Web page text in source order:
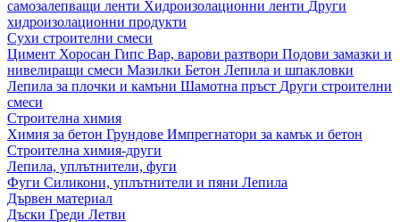
самозалепващи ленти Хидроизолационни ленти Други
хидроизолационни продукти
Сухи строителни смеси
Цимент Хоросан Гипс Вар, варови разтвори Подови замазки и
нивелиращи смеси Мазилки Бетон Лепила и шпакловки
Лепила за плочки и камъни Шамотна пръст Други строителни
смеси
Строителна химия
Химия за бетон Грундове Импрегнатори за камък и бетон
Строителна химия-други
Лепила, уплътнители, фуги
Фуги Силикони, уплътнители и пяни Лепила
Дървен материал
Дъски Греди Летви